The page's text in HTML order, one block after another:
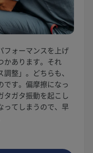
フォーマンスを上げ
かあります。それ
整」。どちらも、
です。偏摩擦になっ
タガタ振動を起こし
ってしまうので、早